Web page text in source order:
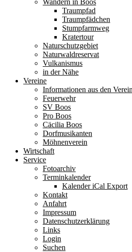
Wandern in Boos
Traumpfad
Traumpfädchen
Stumpfarmweg
Kratertour
Naturschutzgebiet
Naturwaldreservat
Vulkanismus
in der Nähe
Vereine
Informationen aus den
Feuerwehr
SV Boos
Pro Boos
Cäcilia Boos
Dorfmusikanten
Möhnenverein
Wirtschaft
Service
Fotoarchiv
Terminkalender
Kalender iCal Export
Kontakt
Anfahrt
Impressum
Datenschutzerklärung
Links
Login
Suchen